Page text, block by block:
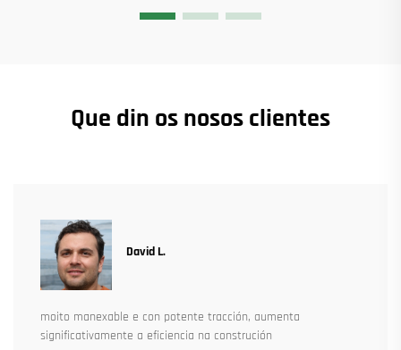
Que din os nosos clientes
David L.
moito manexable e con potente tracción, aumenta
significativamente a eficiencia na construción